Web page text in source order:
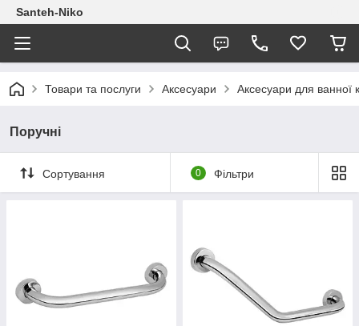
Santeh-Niko
Товари та послуги Аксесуари Аксесуари для ванної
Поручні
Сортування 0 Фільтри